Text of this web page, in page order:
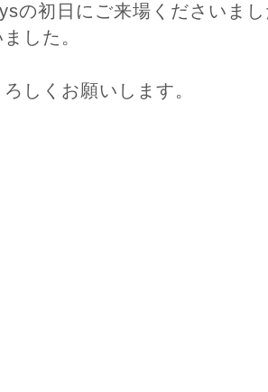
の初日にご来場くださいま
した。
しくお願いします。